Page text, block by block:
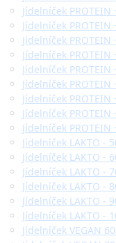
Jídelníček
Jídelníček
Jídelníček
Jídelníček
Jídelníček
Jídelníček
Jídelníček
Jídelníček
Jídelníček
Jídelníček LAKTO -
Jídelníček LAKTO -
Jídelníček LAKTO -
Jídelníček LAKTO -
Jídelníček LAKTO -
Jídelníček LAKTO -
Jídelníček VEGAN